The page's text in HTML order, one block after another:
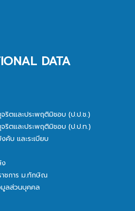
DATA
จริตและประพฤติมิชอบ (ป.ป.ช.)
จริตและประพฤติมิชอบ (ป.ป.ท.)
คับ และระเบียบ
าชการ ม.ทักษิณ
มูลส่วนบุคคล